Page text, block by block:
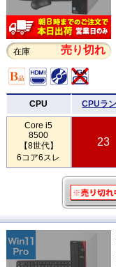
在庫 売り切れ
CPU CPUラ
Core i5
8500
【8世代】
6コア6スレ
23